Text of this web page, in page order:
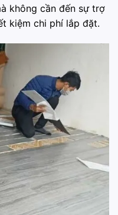
không cần đến sự trợ
kiệm chi phí lắp đặt.